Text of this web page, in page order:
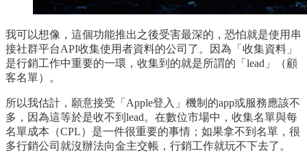
我可以想像，這個功能推出之後受害最深的，恐怕就是使用串
接社群平台API收集使用者資料的公司了。因為「收集資料」
是行銷工作中重要的一環，收集到的就是所謂的「lead」（顧
客名單）。
所以我估計，願意接受「Apple登入」機制的app或服務應該不
多，因為這等於是收不到lead。在數位市場中，收集名單與每
名單成本（CPL）是一件很重要的事情；如果拿不到名單，很
多行銷公司就沒辦法向金主交帳，行銷工作就玩不下去了。